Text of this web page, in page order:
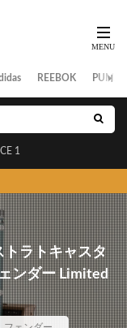
REEBOK PUMA
1
トラトキャスタ
ンダー Limited